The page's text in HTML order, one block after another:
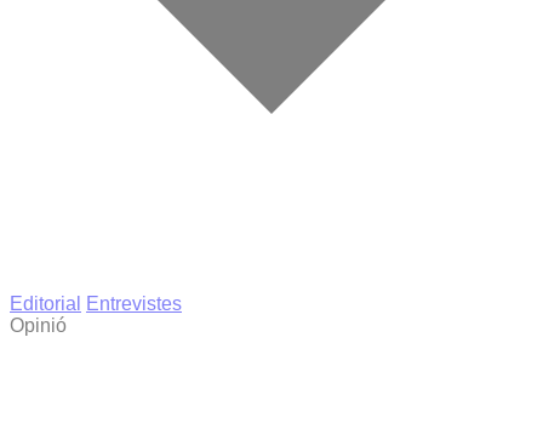
Editorial
Entrevistes
Opinió